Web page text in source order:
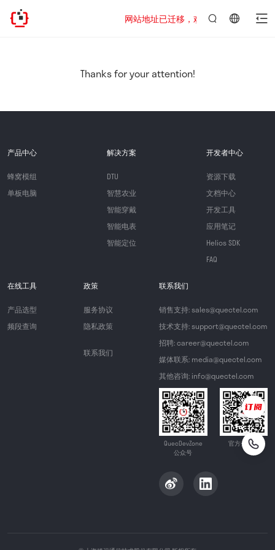
网站地址已迁移，欢迎访问新址：
Thanks for your attention!
产品中心
蜂窝模组
单板电脑
解决方案
DTU
智慧农业
智能穿戴
智能电表
智能定位
开发者中心
资源下载
文档中心
开发工具
应用笔记
Helios SDK
FAQ
在线工具
产品选型
频段查询
政策
服务协议
隐私政策
联系我们
联系我们
销售支持: sales@quectel.com
技术支持: support@quectel.com
招聘: career@quectel.com
媒体联系: media@quectel.com
其他咨询: info@quectel.com
QuecDevZone
公众号
官方公众号